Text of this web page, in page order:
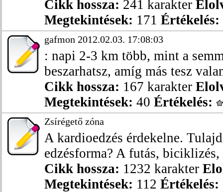
Cikk hossza: 241 karakter
Megtekintések: 171 Értékelés:
gafmon 2012.02.03. 17:08:03
: napi 2-3 km több, mint a
beszarhatsz, amíg más tesz
Cikk hossza: 167 karakter
Megtekintések: 40 Értékelés:
Zsírégető zóna
A kardioedzés érdekelne.
edzésforma? A futás, biciklizés,
Cikk hossza: 1232 karakter
Megtekintések: 112 Értékelés: